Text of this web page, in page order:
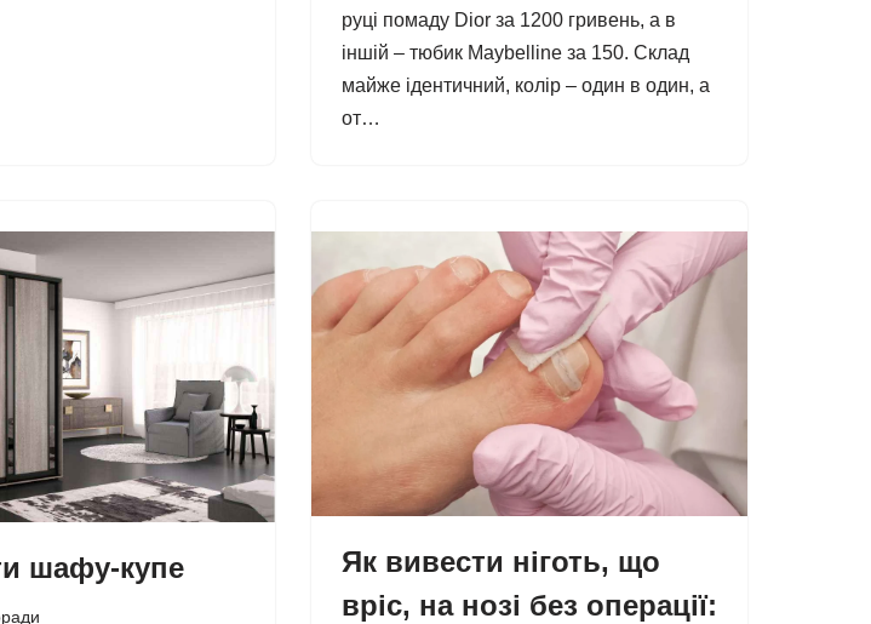
руці помаду Dior за 1200 гривень, а в
іншій – тюбик Maybelline за 150. Склад
майже ідентичний, колір – один в один, а
от…
шафу-купе
Як вивести ніготь, що
вріс, на нозі без операції: